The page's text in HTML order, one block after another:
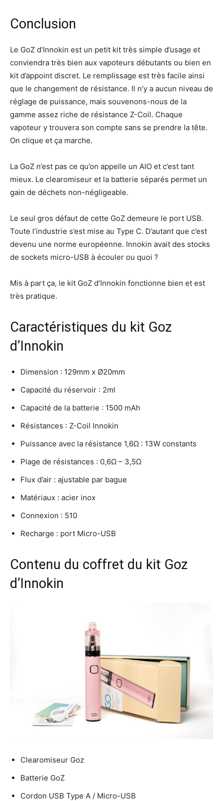
Conclusion
Le GoZ d’Innokin est un petit kit très simple d’usage et
conviendra très bien aux vapoteurs débutants ou bien en
kit d’appoint discret. Le remplissage est très facile ainsi
que le changement de résistance. Il n’y a aucun niveau de
réglage de puissance, mais souvenons-nous de la
gamme assez riche de résistance Z-Coil. Chaque
vapoteur y trouvera son compte sans se prendre la tête.
On clique et ça marche.
La GoZ n’est pas ce qu’on appelle un AIO et c’est tant
mieux. Le clearomiseur et la batterie séparés permet un
gain de déchets non-négligeable.
Le seul gros défaut de cette GoZ demeure le port USB.
Toute l’industrie s’est mise au Type C. D’autant que c’est
devenu une norme européenne. Innokin avait des stocks
de sockets micro-USB à écouler ou quoi ?
Mis à part ça, le kit GoZ d’Innokin fonctionne bien et est
très pratique.
Caractéristiques du kit Goz
d’Innokin
Dimension : 129mm x Ø20mm
Capacité du réservoir : 2ml
Capacité de la batterie : 1500 mAh
Résistances : Z-Coil Innokin
Puissance avec la résistance 1,6Ω : 13W constants
Plage de résistances : 0,6Ω – 3,5Ω
Flux d’air : ajustable par bague
Matériaux : acier inox
Connexion : 510
Recharge : port Micro-USB
Contenu du coffret du kit Goz
d’Innokin
Clearomiseur Goz
Batterie GoZ
Cordon USB Type A / Micro-USB